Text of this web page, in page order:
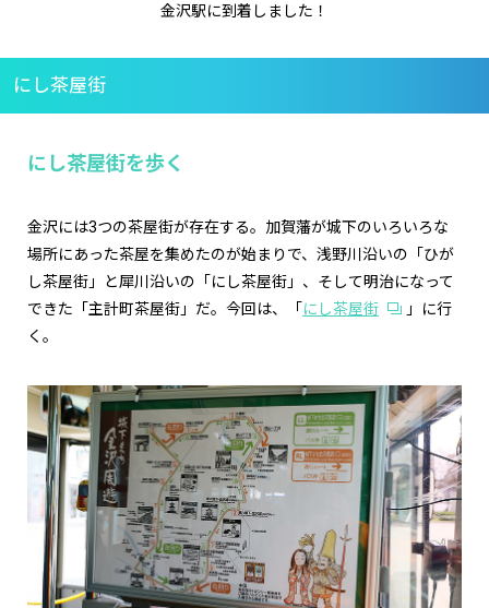
金沢駅に到着しました！
にし茶屋街
にし茶屋街を歩く
金沢には3つの茶屋街が存在する。加賀藩が城下のいろいろな
場所にあった茶屋を集めたのが始まりで、浅野川沿いの「ひが
し茶屋街」と犀川沿いの「にし茶屋街」、そして明治になって
できた「主計町茶屋街」だ。今回は、「にし茶屋街
」に行
く。